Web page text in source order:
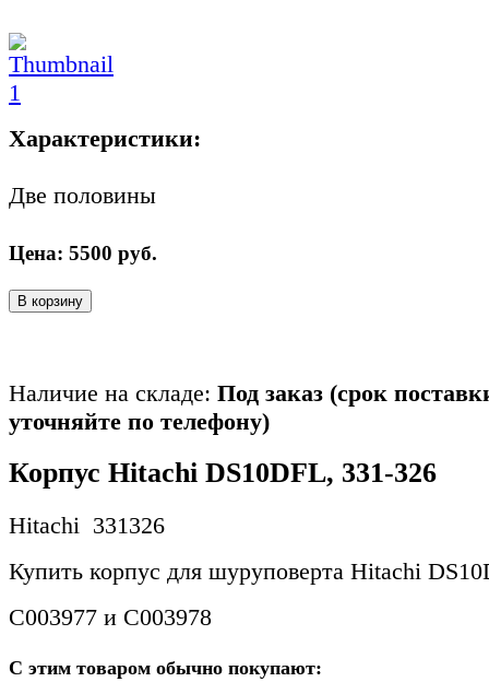
Характеристики:
Две половины
Цена: 5500 руб.
В корзину
Наличие на складе: Под заказ (срок
уточняйте по телефону)
Корпус Hitachi DS10DFL, 331-326
Hitachi 331326
Купить корпус для шуруповерта Hitachi
C003977 и C003978
С этим товаром обычно покупают: